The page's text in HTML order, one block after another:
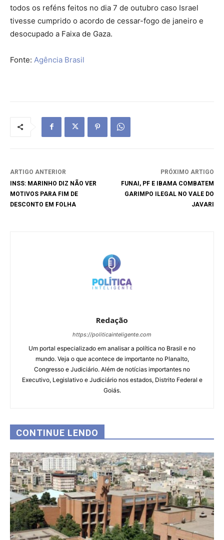
todos os reféns feitos no dia 7 de outubro caso Israel
tivesse cumprido o acordo de cessar-fogo de janeiro e
desocupado a Faixa de Gaza.
Fonte: Agência Brasil
ARTIGO ANTERIOR
INSS: MARINHO DIZ NÃO VER
MOTIVOS PARA FIM DE
DESCONTO EM FOLHA
PRÓXIMO ARTIGO
FUNAI, PF E IBAMA COMBATEM
GARIMPO ILEGAL NO VALE DO
JAVARI
Redação
https://politicainteligente.com
Um portal especializado em analisar a política no Brasil e no
mundo. Veja o que acontece de importante no Planalto,
Congresso e Judiciário. Além de notícias importantes no
Executivo, Legislativo e Judiciário nos estados, Distrito Federal e
Goiás.
CONTINUE LENDO